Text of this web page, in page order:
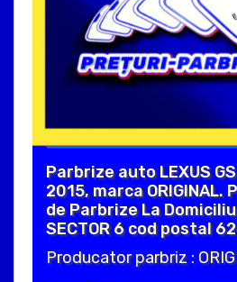
Parbrize auto LEXUS
2015, marca ORIGINAL.
de Parbrize La
SECTOR 6 cod postal
Producator parbriz :